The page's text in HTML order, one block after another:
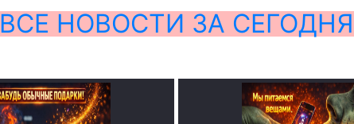
ВСЕ НОВОСТИ ЗА СЕГОДНЯ